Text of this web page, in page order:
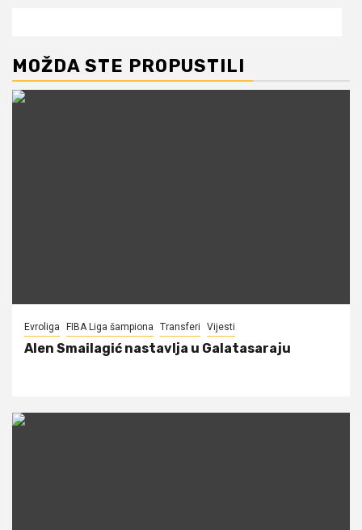
MOŽDA STE PROPUSTILI
Evroliga FIBA Liga šampiona Transferi Vijesti
Alen Smailagić nastavlja u Galatasaraju